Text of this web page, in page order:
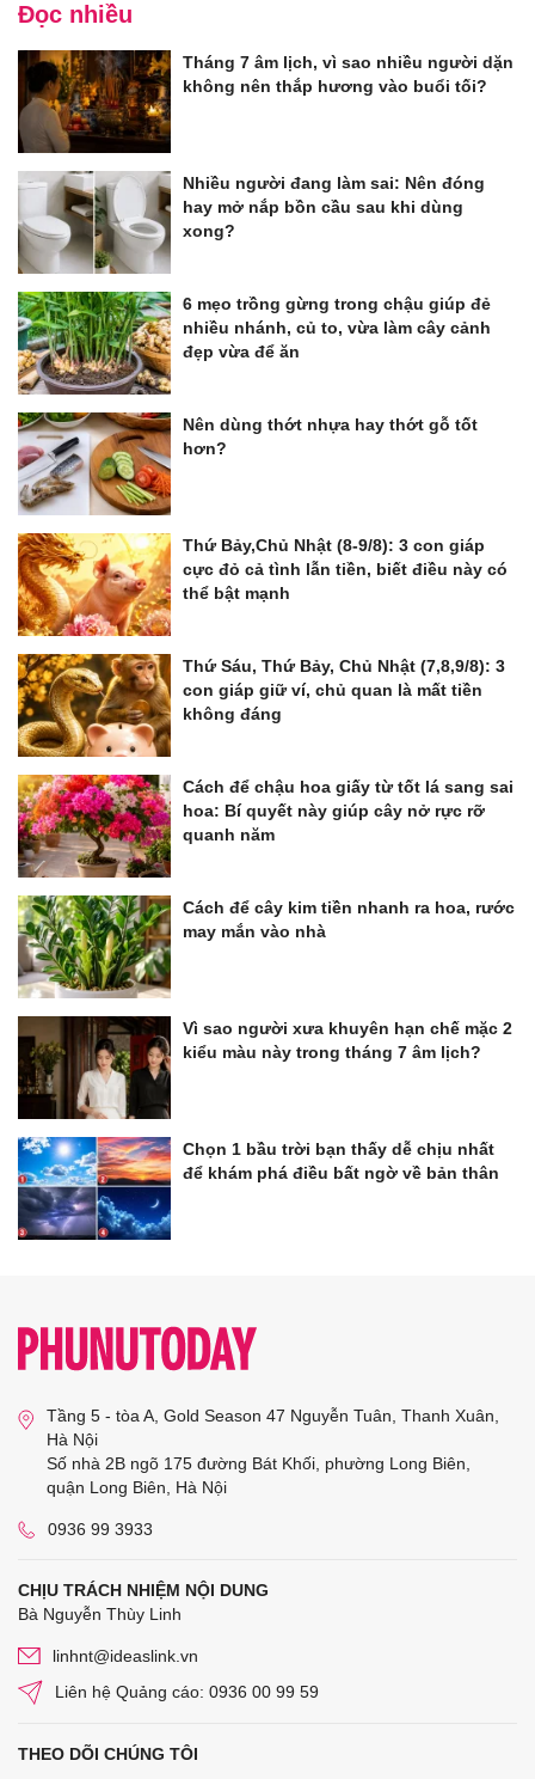
Đọc nhiều
Tháng 7 âm lịch, vì sao nhiều người dặn
không nên thắp hương vào buổi tối?
Nhiều người đang làm sai: Nên đóng
hay mở nắp bồn cầu sau khi dùng
xong?
6 mẹo trồng gừng trong chậu giúp đẻ
nhiều nhánh, củ to, vừa làm cây cảnh
đẹp vừa để ăn
Nên dùng thớt nhựa hay thớt gỗ tốt
hơn?
Thứ Bảy,Chủ Nhật (8-9/8): 3 con giáp
cực đỏ cả tình lẫn tiền, biết điều này có
thể bật mạnh
Thứ Sáu, Thứ Bảy, Chủ Nhật (7,8,9/8): 3
con giáp giữ ví, chủ quan là mất tiền
không đáng
Cách để chậu hoa giấy từ tốt lá sang sai
hoa: Bí quyết này giúp cây nở rực rỡ
quanh năm
Cách để cây kim tiền nhanh ra hoa, rước
may mắn vào nhà
Vì sao người xưa khuyên hạn chế mặc 2
kiểu màu này trong tháng 7 âm lịch?
Chọn 1 bầu trời bạn thấy dễ chịu nhất
để khám phá điều bất ngờ về bản thân
Tầng 5 - tòa A, Gold Season 47 Nguyễn Tuân, Thanh Xuân,
Hà Nội
Số nhà 2B ngõ 175 đường Bát Khối, phường Long Biên,
quận Long Biên, Hà Nội
0936 99 3933
CHỊU TRÁCH NHIỆM NỘI DUNG
Bà Nguyễn Thùy Linh
linhnt@ideaslink.vn
Liên hệ Quảng cáo: 0936 00 99 59
THEO DÕI CHÚNG TÔI